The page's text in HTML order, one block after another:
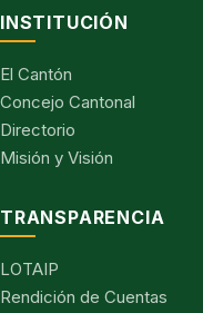
INSTITUCIÓN
El Cantón
Concejo Cantonal
Directorio
Misión y Visión
TRANSPARENCIA
LOTAIP
Rendición de Cuentas